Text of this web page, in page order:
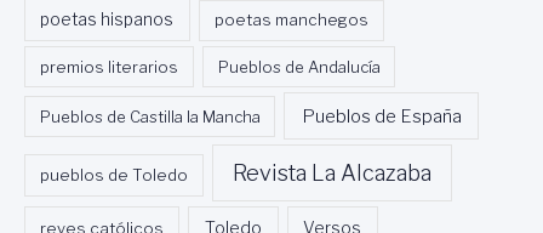
poetas hispanos poetas manchegos
premios literarios Pueblos de Andalucía
Pueblos de Castilla la Mancha Pueblos de España
pueblos de Toledo Revista La Alcazaba
reyes católicos Toledo Versos